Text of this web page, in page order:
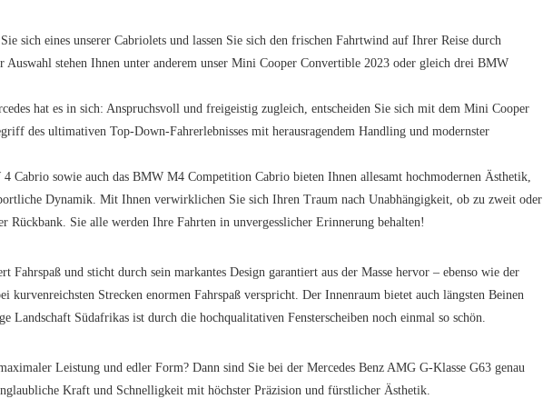
sich eines unserer Cabriolets und lassen Sie sich den frischen Fahrtwind auf Ihrer Reise durch
Auswahl stehen Ihnen unter anderem unser Mini Cooper Convertible 2023 oder gleich drei BMW
hat es in sich: Anspruchsvoll und freigeistig zugleich, entscheiden Sie sich mit dem Mini Cooper
des ultimativen Top-Down-Fahrerlebnisses mit herausragendem Handling und modernster
Cabrio sowie auch das BMW M4 Competition Cabrio bieten Ihnen allesamt hochmodernen Ästhetik,
Dynamik. Mit Ihnen verwirklichen Sie sich Ihren Traum nach Unabhängigkeit, ob zu zweit oder
Rückbank. Sie alle werden Ihre Fahrten in unvergesslicher Erinnerung behalten!
und sticht durch sein markantes Design garantiert aus der Masse hervor – ebenso wie der
kurvenreichsten Strecken enormen Fahrspaß verspricht. Der Innenraum bietet auch längsten Beinen
Landschaft Südafrikas ist durch die hochqualitativen Fensterscheiben noch einmal so schön.
Leistung und edler Form? Dann sind Sie bei der Mercedes Benz AMG G-Klasse G63 genau
Kraft und Schnelligkeit mit höchster Präzision und fürstlicher Ästhetik.